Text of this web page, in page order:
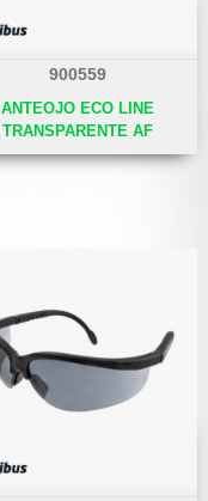
900559
ANTEOJO ECO LINE
TRANSPARENTE AF